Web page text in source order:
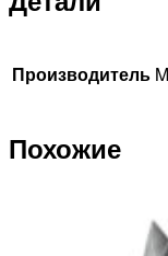
Производитель
Похожие